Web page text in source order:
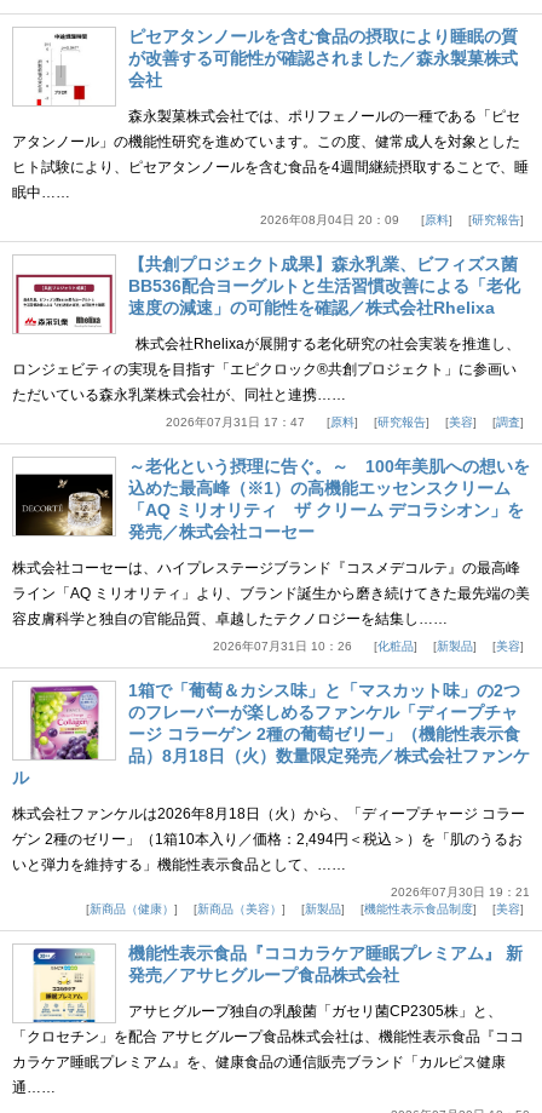
ピセアタンノールを含む食品の摂取により睡眠の質
が改善する可能性が確認されました／森永製菓株式
会社
森永製菓株式会社では、ポリフェノールの一種である「ピセ
アタンノール」の機能性研究を進めています。この度、健常成人を対象とした
ヒト試験により、ピセアタンノールを含む食品を4週間継続摂取することで、睡
眠中……
2026年08月04日 20：09 原料 研究報告
【共創プロジェクト成果】森永乳業、ビフィズス菌
BB536配合ヨーグルトと生活習慣改善による「老化
速度の減速」の可能性を確認／株式会社Rhelixa
株式会社Rhelixaが展開する老化研究の社会実装を推進し、
ロンジェビティの実現を目指す「エピクロック®共創プロジェクト」に参画い
ただいている森永乳業株式会社が、同社と連携……
2026年07月31日 17：47 原料 研究報告 美容 調査
～老化という摂理に告ぐ。～ 100年美肌への想いを
込めた最高峰（※1）の高機能エッセンスクリーム
「AQ ミリオリティ ザ クリーム デコラシオン」を
発売／株式会社コーセー
株式会社コーセーは、ハイプレステージブランド『コスメデコルテ』の最高峰
ライン「AQ ミリオリティ」より、ブランド誕生から磨き続けてきた最先端の美
容皮膚科学と独自の官能品質、卓越したテクノロジーを結集し……
2026年07月31日 10：26 化粧品 新製品 美容
1箱で「葡萄＆カシス味」と「マスカット味」の2つ
のフレーバーが楽しめるファンケル「ディープチャ
ージ コラーゲン 2種の葡萄ゼリー」（機能性表示食
品）8月18日（火）数量限定発売／株式会社ファンケ
ル
株式会社ファンケルは2026年8月18日（火）から、「ディープチャージ コラー
ゲン 2種のゼリー」（1箱10本入り／価格：2,494円＜税込＞）を「肌のうるお
いと弾力を維持する」機能性表示食品として、……
2026年07月30日 19：21
新商品（健康）
新商品（美容） 新製品 機能性表示食品制度 美容
機能性表示食品『ココカラケア睡眠プレミアム』 新
発売／アサヒグループ食品株式会社
アサヒグループ独自の乳酸菌「ガセリ菌CP2305株」と、
「クロセチン」を配合 アサヒグループ食品株式会社は、機能性表示食品『ココ
カラケア睡眠プレミアム』を、健康食品の通信販売ブランド「カルピス健康
通……